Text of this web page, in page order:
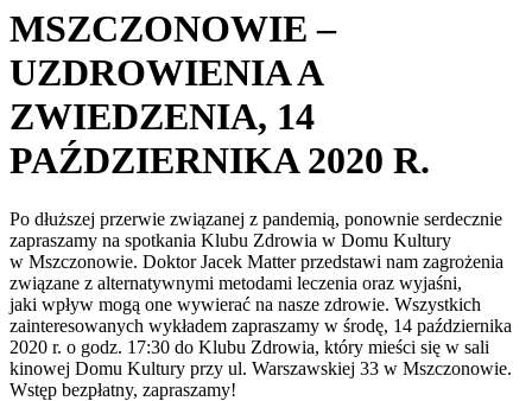
MSZCZONOWIE –
UZDROWIENIA A
ZWIEDZENIA, 14
PAŹDZIERNIKA 2020 R.
Po dłuższej przerwie związanej z pandemią, ponownie serdecznie
zapraszamy na spotkania Klubu Zdrowia w Domu Kultury
w Mszczonowie. Doktor Jacek Matter przedstawi nam zagrożenia
związane z alternatywnymi metodami leczenia oraz wyjaśni,
jaki wpływ mogą one wywierać na nasze zdrowie. Wszystkich
zainteresowanych wykładem zapraszamy w środę, 14 października
2020 r. o godz. 17:30 do Klubu Zdrowia, który mieści się w sali
kinowej Domu Kultury przy ul. Warszawskiej 33 w Mszczonowie.
Wstęp bezpłatny, zapraszamy!